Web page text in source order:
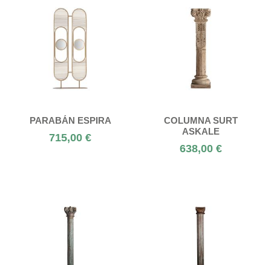
PARABÁN ESPIRA
715,00 €
COLUMNA SURT
ASKALE
638,00 €